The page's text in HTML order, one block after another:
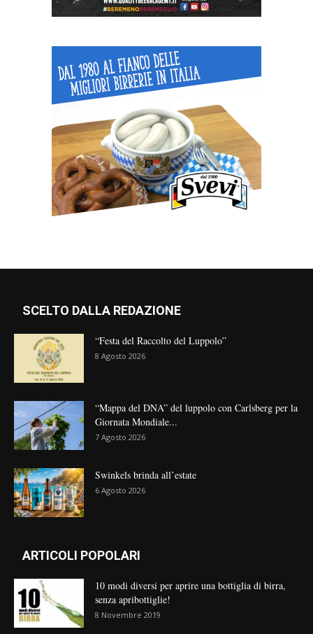
SCELTO DALLA REDAZIONE
“Festa del Raccolto del Luppolo”
8 Agosto 2026
“Mappa del DNA” del luppolo con Carlsberg per la
Giornata Mondiale...
7 Agosto 2026
Swinkels brinda all’estate
6 Agosto 2026
ARTICOLI POPOLARI
10 modi diversi per aprire una bottiglia di birra,
senza apribottiglie!
8 Novembre 2019